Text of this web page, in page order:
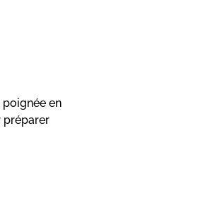
en
préparer